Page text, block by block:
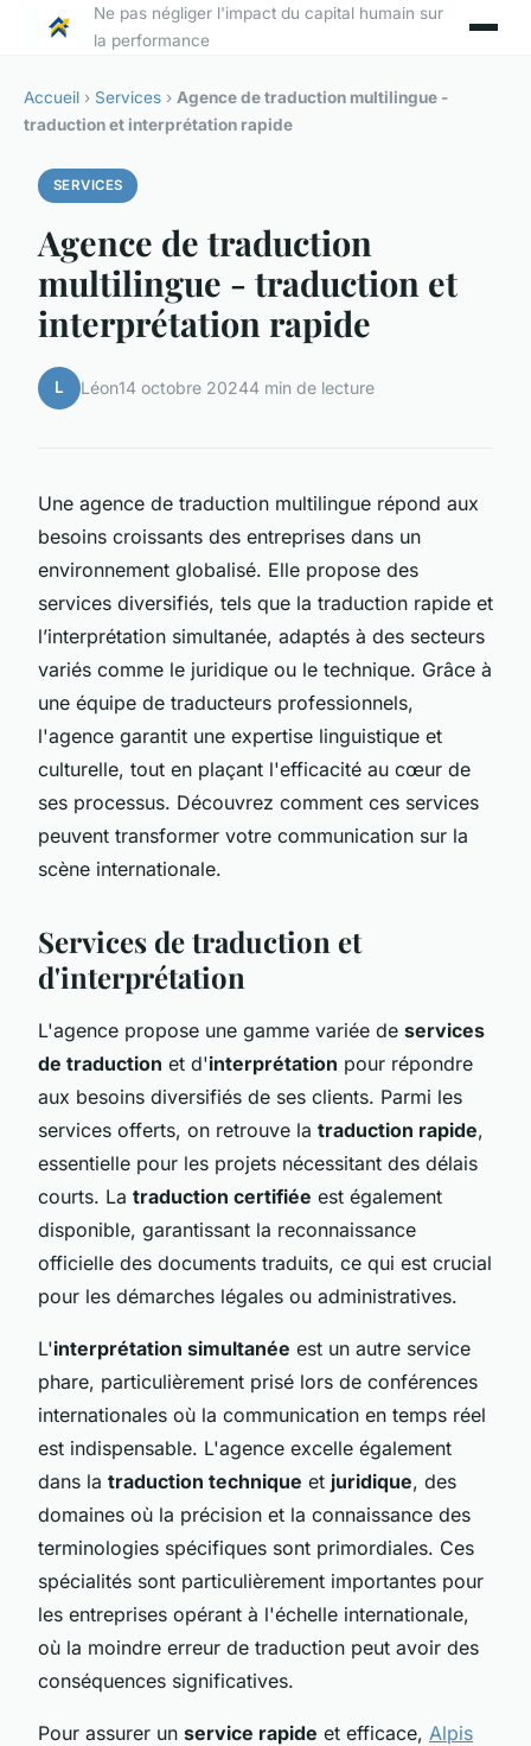
Ne pas négliger l'impact du capital humain sur
la performance
Accueil › Services › Agence de traduction multilingue -
traduction et interprétation rapide
SERVICES
Agence de traduction
multilingue - traduction et
interprétation rapide
L Léon14 octobre 20244 min de lecture
Une agence de traduction multilingue répond aux
besoins croissants des entreprises dans un
environnement globalisé. Elle propose des
services diversifiés, tels que la traduction rapide et
l’interprétation simultanée, adaptés à des secteurs
variés comme le juridique ou le technique. Grâce à
une équipe de traducteurs professionnels,
l'agence garantit une expertise linguistique et
culturelle, tout en plaçant l'efficacité au cœur de
ses processus. Découvrez comment ces services
peuvent transformer votre communication sur la
scène internationale.
Services de traduction et
d'interprétation
L'agence propose une gamme variée de services
de traduction et d'interprétation pour répondre
aux besoins diversifiés de ses clients. Parmi les
services offerts, on retrouve la traduction rapide,
essentielle pour les projets nécessitant des délais
courts. La traduction certifiée est également
disponible, garantissant la reconnaissance
officielle des documents traduits, ce qui est crucial
pour les démarches légales ou administratives.
L'interprétation simultanée est un autre service
phare, particulièrement prisé lors de conférences
internationales où la communication en temps réel
est indispensable. L'agence excelle également
dans la traduction technique et juridique, des
domaines où la précision et la connaissance des
terminologies spécifiques sont primordiales. Ces
spécialités sont particulièrement importantes pour
les entreprises opérant à l'échelle internationale,
où la moindre erreur de traduction peut avoir des
conséquences significatives.
Pour assurer un service rapide et efficace, Alpis